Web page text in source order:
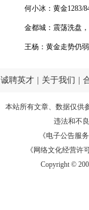
何小冰：黄金1283/
金都城：震荡洗盘
王杨：黄金走势仍
诚聘英才 关于我们
本站所有文章、数据仅供
违法和不
《电子公告服务
《网络文化经营许
Copyright ©